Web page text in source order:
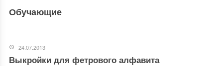
Обучающие
24.07.2013
Выкройки для фетрового алфавита